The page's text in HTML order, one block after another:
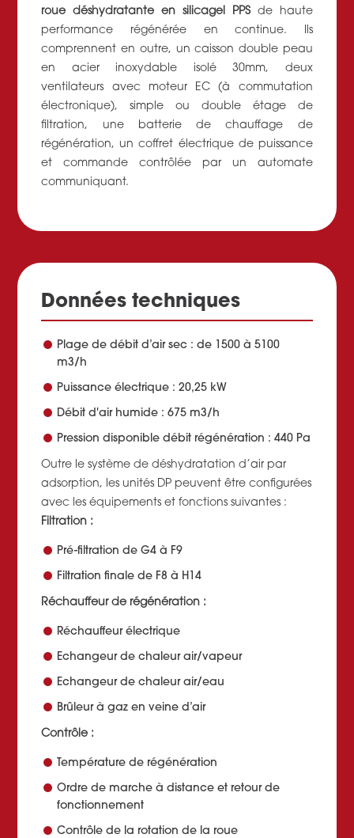
roue déshydratante en silicagel PPSde haute
performance régénérée en continue. Ils
comprennent en outre, un caisson double peau
en acier inoxydable isolé 30mm, deux
ventilateurs avec moteur EC (à commutation
électronique), simple ou double étage de
filtration, une batterie de chauffage de
régénération, un coffret électrique de puissance
et commande contrôlée par un automate
communiquant.
Données techniques
Plage de débit d’air sec : de 1500 à 5100
m3/h
Puissance électrique : 20,25 kW
Débit d'air humide : 675 m3/h
Pression disponible débit régénération : 440 Pa
Outre le système de déshydratation d’air par
adsorption, les unités DP peuvent être configurées
avec les équipements et fonctions suivantes :
Filtration :
Pré-filtration de G4 à F9
Filtration finale de F8 à H14
Réchauffeur de régénération :
Réchauffeur électrique
Echangeur de chaleur air/vapeur
Echangeur de chaleur air/eau
Brûleur à gaz en veine d’air
Contrôle :
Température de régénération
Ordre de marche à distance et retour de
fonctionnement
Contrôle de la rotation de la roue